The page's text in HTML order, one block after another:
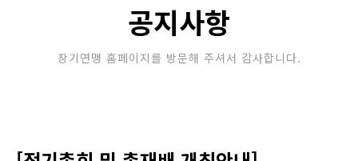
포토갤러리
공지사항
장기연맹 홈페이지를 방문해 주셔서 감사합니다.